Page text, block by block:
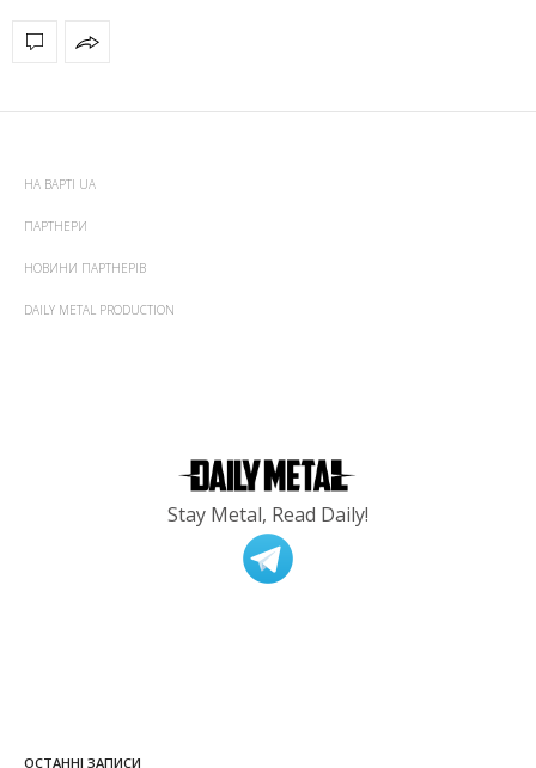
НА ВАРТІ UA
ПАРТНЕРИ
НОВИНИ ПАРТНЕРІВ
DAILY METAL PRODUCTION
Stay Metal, Read Daily!
ОСТАННІ ЗАПИСИ